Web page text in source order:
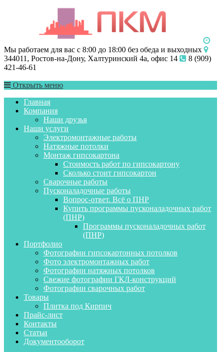
Мы работаем для вас с 8:00 до 18:00 без обеда и выходных
344011, Ростов-на-Дону, Халтуринский 4а, офис 14
8 (909)
421-46-61
Открыть меню
Главная
Компания
Наши друзья
Наши услуги
Электромонтажные работы
Натяжные потолки
Монтаж гипсокартона
Стоимость работ по гипсокартону
Сколько стоит гипсокартон
Сварочные работы
Пусконаладочные работы
Вопрос-ответ. Всё о ПНР
Купить программы пусконаладочных работ
(ПНР)
Программы пусконаладочных работ
(ПНР)
Портфолио
Фотографии гипсокартонных потолков
Фото электромонтажных работ
Фотографии натяжных потолков
Свежие фотографии ГКЛ-конструкций
Фотографии сварочных работ
Товары
Плитка под Кирпич
Прайс-лист
Контакты
Статьи
Документооборот